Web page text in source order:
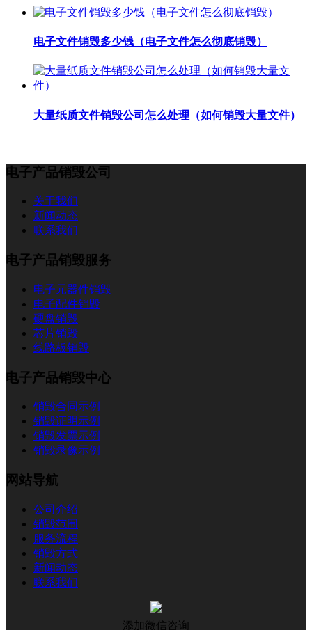
电子文件销毁多少钱（电子文件怎么彻底销毁）
大量纸质文件销毁公司怎么处理（如何销毁大量文件）
电子产品销毁公司
关于我们
新闻动态
联系我们
电子产品销毁服务
电子元器件销毁
电子配件销毁
硬盘销毁
芯片销毁
线路板销毁
电子产品销毁中心
销毁合同示例
销毁证明示例
销毁发票示例
销毁录像示例
网站导航
公司介绍
销毁范围
服务流程
销毁方式
新闻动态
联系我们
添加微信咨询